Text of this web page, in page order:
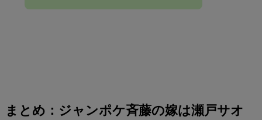
まとめ：ジャンポケ斉藤の嫁は瀬戸サオ